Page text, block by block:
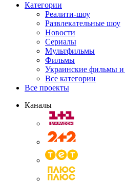
Категории
Реалити-шоу
Развлекательные шоу
Новости
Сериалы
Мультфильмы
Фильмы
Украинские фильмы и
Все категории
Все проекты
Каналы